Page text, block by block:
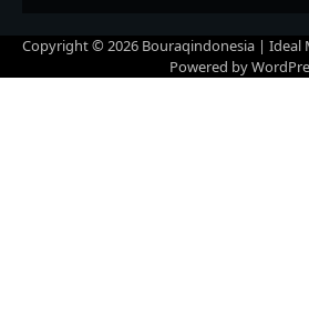
Copyright © 2026 Bouraqindonesia | Ideal
Powered by